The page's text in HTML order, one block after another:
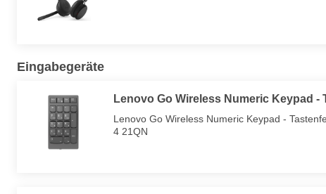
Eingabegeräte
Lenovo Go Wireless Numeric Keypad -
Lenovo Go Wireless Numeric Keypad -
4 21QN